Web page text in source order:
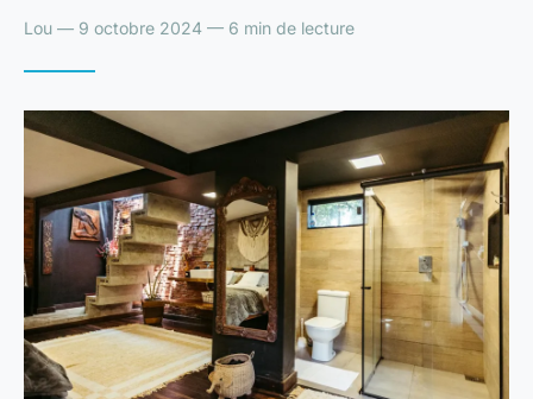
Lou — 9 octobre 2024 — 6 min de lecture